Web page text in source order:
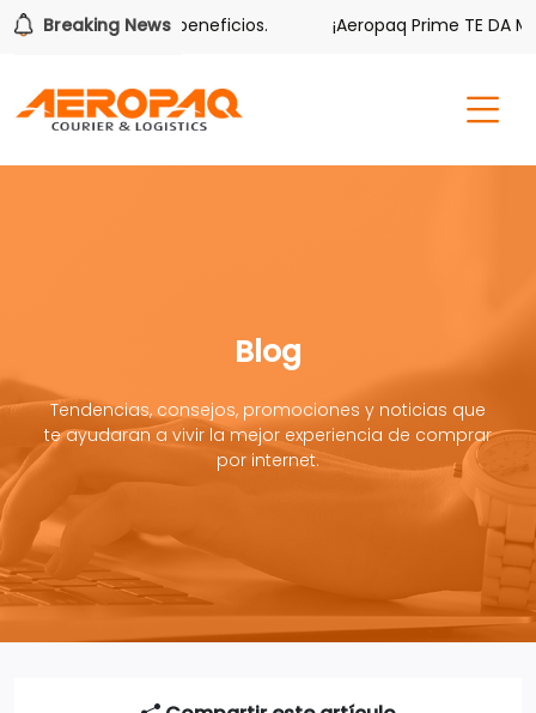
Breaking News
tiene sus beneficios. ¡Aeropaq Prime TE DA MÁS!
Blog
Tendencias, consejos, promociones y noticias que
te ayudaran a vivir la mejor experiencia de comprar
por internet.